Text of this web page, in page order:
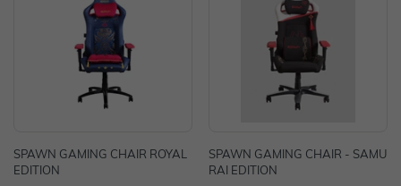
SPAWN GAMING CHAIR ROYAL
EDITION
SPAWN GAMING CHAIR - SAMU
RAI EDITION